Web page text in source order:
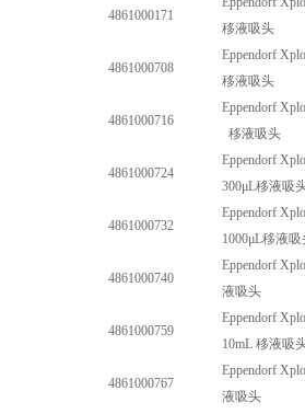
4861000171
移液吸头
4861000708
Eppendorf
移液吸头
4861000716
Eppendorf
移液吸头
4861000724
Eppendorf
300μL移液吸
4861000732
Eppendorf
1000μL移液吸
4861000740
Eppendorf
液吸头
4861000759
Eppendorf
10mL 移液吸
4861000767
Eppendorf
液吸头